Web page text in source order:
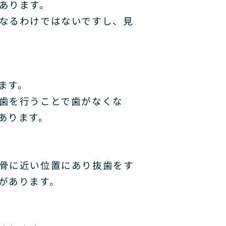
ます。
るわけではないですし、見
。
を行うことで歯がなくな
ます。
に近い位置にあり抜歯をす
ります。